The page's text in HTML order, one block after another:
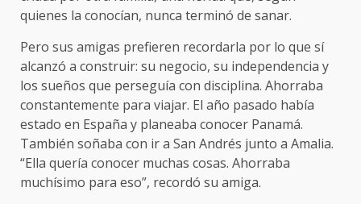
quienes la conocían, nunca terminó de sanar.
Pero sus amigas prefieren recordarla por lo que sí
alcanzó a construir: su negocio, su independencia y
los sueños que perseguía con disciplina. Ahorraba
constantemente para viajar. El año pasado había
estado en España y planeaba conocer Panamá.
También soñaba con ir a San Andrés junto a Amalia.
“Ella quería conocer muchas cosas. Ahorraba
muchísimo para eso”, recordó su amiga.